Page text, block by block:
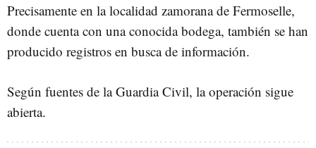
Precisamente en la localidad zamorana de Fermoselle,
donde cuenta con una conocida bodega, también se han
producido registros en busca de información.
Según fuentes de la Guardia Civil, la operación sigue
abierta.